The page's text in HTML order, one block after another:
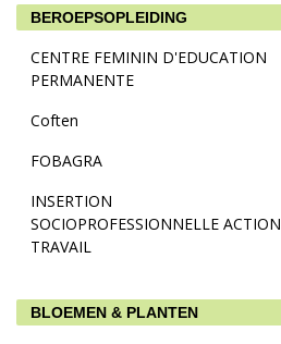
BEROEPSOPLEIDING
CENTRE FEMININ D'EDUCATION
PERMANENTE
Coften
FOBAGRA
INSERTION
SOCIOPROFESSIONNELLE ACTION
TRAVAIL
BLOEMEN & PLANTEN